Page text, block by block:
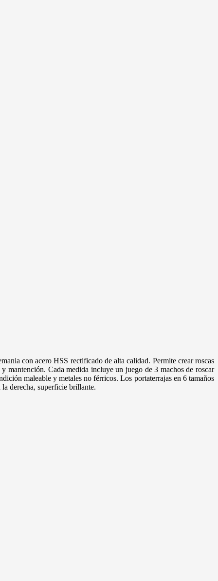
con acero HSS rectificado de alta calidad. Permite crear roscas
mantención. Cada medida incluye un juego de 3 machos de roscar
maleable y metales no férricos. Los portaterrajas en 6 tamaños
derecha, superficie brillante.